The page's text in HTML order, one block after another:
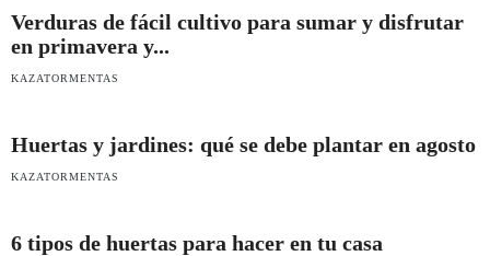
Verduras de fácil cultivo para sumar y disfrutar
en primavera y...
KAZATORMENTAS
Huertas y jardines: qué se debe plantar en agosto
KAZATORMENTAS
6 tipos de huertas para hacer en tu casa